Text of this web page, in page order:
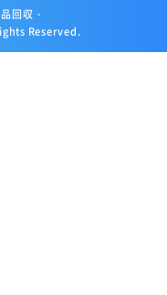
回収・
Reserved.